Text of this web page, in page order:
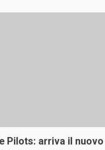
Pilots: arriva il